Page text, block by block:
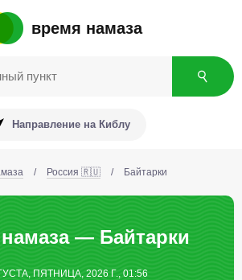
время намаза
Направление на Киблу
/ Россия 🇷🇺 / Байтарки
— Байтарки
ПЯТНИЦА, 2026 Г., 01:56